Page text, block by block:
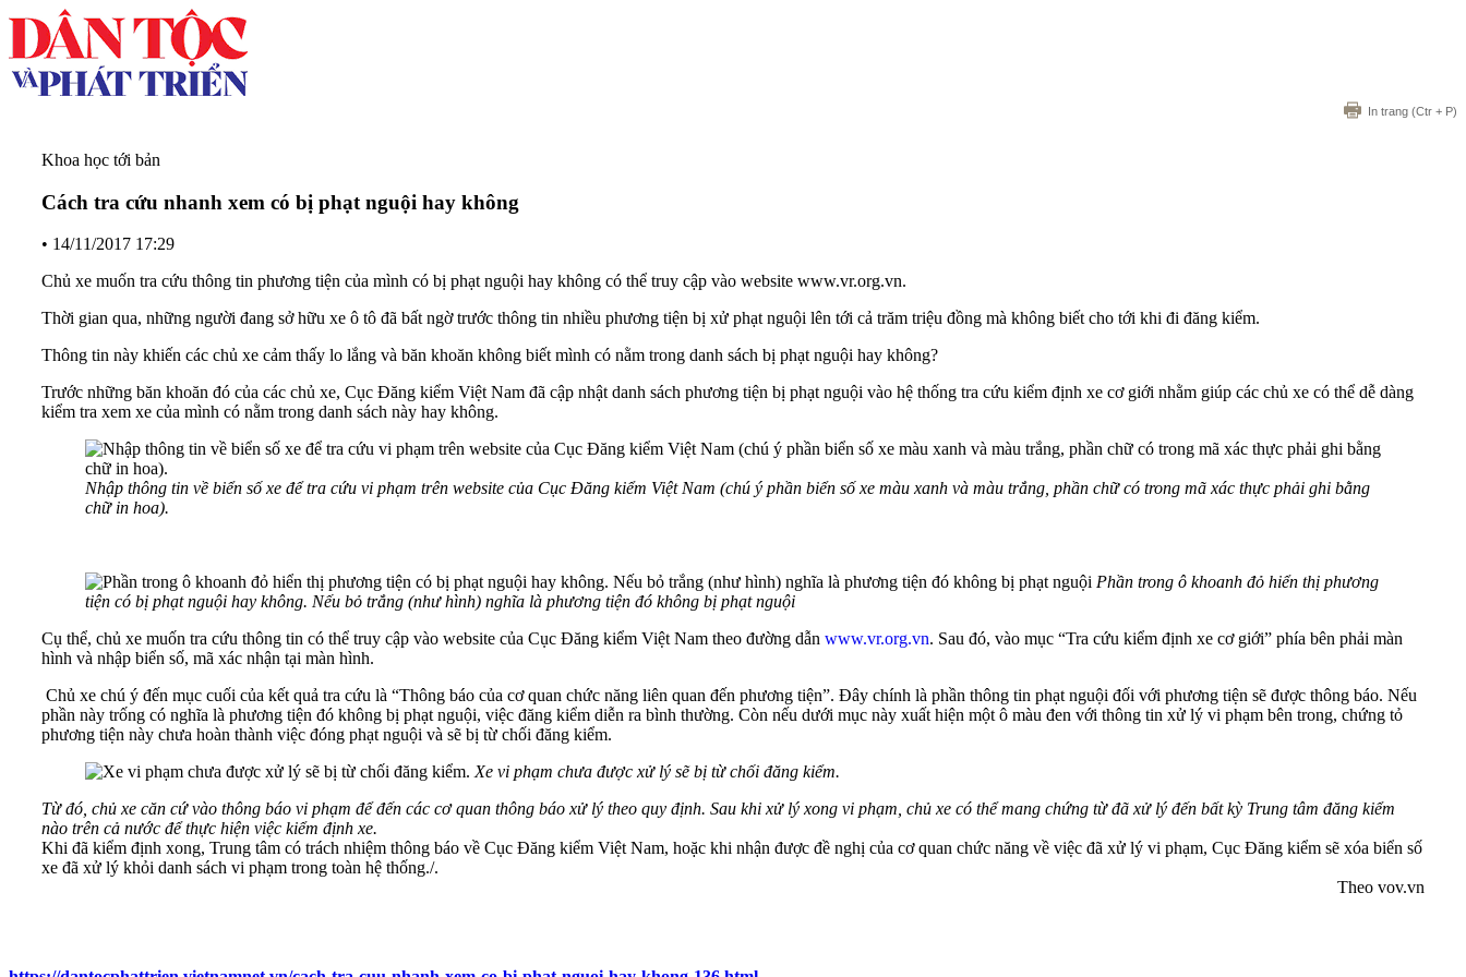
In trang (Ctr + P)
Khoa học tới bản
Cách tra cứu nhanh xem có bị phạt nguội hay không
• 14/11/2017 17:29
Chủ xe muốn tra cứu thông tin phương tiện của mình có bị phạt nguội hay không có thể truy cập vào website www.vr.org.vn.
Thời gian qua, những người đang sở hữu xe ô tô đã bất ngờ trước thông tin nhiều phương tiện bị xử phạt nguội lên tới cả trăm triệu đồng mà không biết cho tới khi đi đăng kiểm.
Thông tin này khiến các chủ xe cảm thấy lo lắng và băn khoăn không biết mình có nằm trong danh sách bị phạt nguội hay không?
Trước những băn khoăn đó của các chủ xe, Cục Đăng kiểm Việt Nam đã cập nhật danh sách phương tiện bị phạt nguội vào hệ thống tra cứu kiểm định xe cơ giới nhằm giúp các chủ xe có thể dễ dàng
kiểm tra xem xe của mình có nằm trong danh sách này hay không.
Nhập thông tin về biển số xe để tra cứu vi phạm trên website của Cục Đăng kiểm Việt Nam (chú ý phần biển số xe màu xanh và màu trắng, phần chữ có trong mã xác thực phải ghi bằng
chữ in hoa).
Phần trong ô khoanh đỏ hiển thị phương
tiện có bị phạt nguội hay không. Nếu bỏ trắng (như hình) nghĩa là phương tiện đó không bị phạt nguội
Cụ thể, chủ xe muốn tra cứu thông tin có thể truy cập vào website của Cục Đăng kiểm Việt Nam theo đường dẫn www.vr.org.vn. Sau đó, vào mục “Tra cứu kiểm định xe cơ giới” phía bên phải màn
hình và nhập biển số, mã xác nhận tại màn hình.
Chủ xe chú ý đến mục cuối của kết quả tra cứu là “Thông báo của cơ quan chức năng liên quan đến phương tiện”. Đây chính là phần thông tin phạt nguội đối với phương tiện sẽ được thông báo. Nếu
phần này trống có nghĩa là phương tiện đó không bị phạt nguội, việc đăng kiểm diễn ra bình thường. Còn nếu dưới mục này xuất hiện một ô màu đen với thông tin xử lý vi phạm bên trong, chứng tỏ
phương tiện này chưa hoàn thành việc đóng phạt nguội và sẽ bị từ chối đăng kiểm.
Xe vi phạm chưa được xử lý sẽ bị từ chối đăng kiểm.
Từ đó, chủ xe căn cứ vào thông báo vi phạm để đến các cơ quan thông báo xử lý theo quy định. Sau khi xử lý xong vi phạm, chủ xe có thể mang chứng từ đã xử lý đến bất kỳ Trung tâm đăng kiểm
nào trên cả nước để thực hiện việc kiểm định xe.
Khi đã kiểm định xong, Trung tâm có trách nhiệm thông báo về Cục Đăng kiểm Việt Nam, hoặc khi nhận được đề nghị của cơ quan chức năng về việc đã xử lý vi phạm, Cục Đăng kiểm sẽ xóa biển số
xe đã xử lý khỏi danh sách vi phạm trong toàn hệ thống./.
Theo vov.vn